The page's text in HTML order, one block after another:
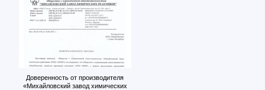
Доверенность от производителя
«Михайловский завод химических